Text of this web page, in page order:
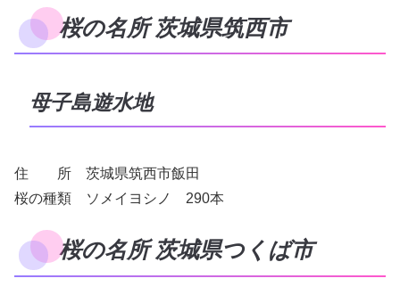
桜の名所 茨城県筑西市
母子島遊水地
住 所 茨城県筑西市飯田
桜の種類 ソメイヨシノ 290本
桜の名所 茨城県つくば市